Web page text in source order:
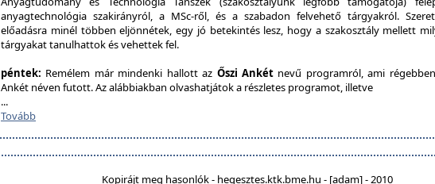
anyagtechnológia szakirányról, a MSc-ről, és a szabadon felvehető tárgyakról.
előadásra minél többen eljönnétek, egy jó betekintés lesz, hogy a szakosztály mellett
tárgyakat tanulhattok és vehettek fel.
péntek: Remélem már mindenki hallott az Őszi Ankétnevű programról, ami
Ankét néven futott. Az alábbiakban olvashatjátok a részletes programot, illetve
...
Tovább
Kopirájt meg hasonlók - hegesztes.ktk.bme.hu - [adam] - 2010